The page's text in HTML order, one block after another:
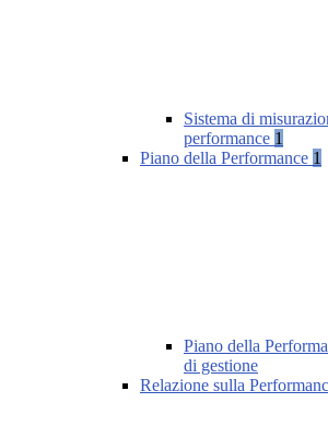
Sistema di
performance 1
Piano della Performance 1
Piano della
di gestione
Relazione sulla